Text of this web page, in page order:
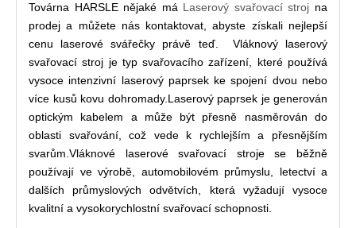
Továrna HARSLE nějaké má Laserový svařovací stroj na
prodej a můžete nás kontaktovat, abyste získali nejlepší
cenu laserové svářečky právě teď. Vláknový laserový
svařovací stroj je typ svařovacího zařízení, které používá
vysoce intenzivní laserový paprsek ke spojení dvou nebo
více kusů kovu dohromady.Laserový paprsek je generován
optickým kabelem a může být přesně nasměrován do
oblasti svařování, což vede k rychlejším a přesnějším
svarům.Vláknové laserové svařovací stroje se běžně
používají ve výrobě, automobilovém průmyslu, letectví a
dalších průmyslových odvětvích, která vyžadují vysoce
kvalitní a vysokorychlostní svařovací schopnosti.